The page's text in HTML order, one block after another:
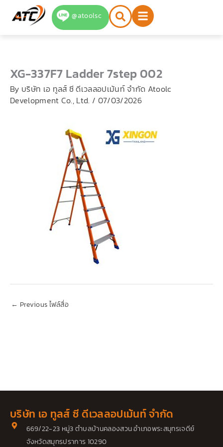
@atoolsc
XG-337F7 Ladder 7step 002
By บริษัท เอ ทูลส์ ซี ดีเวลลอปเม้นท์ จำกัด Atoolc
Development Co., Ltd. / 07/03/2026
← Previous ไฟล์สื่อ
บริษัท เอ ทูลส์ ซี ดีเวลลอปเม้นท์ จำกัด
669/22-23 หมู่3 ตำบลบ้านคลองสวน อำเภอพระสมุทรเจดีย์
จังหวัดสมุทรปราการ 10290